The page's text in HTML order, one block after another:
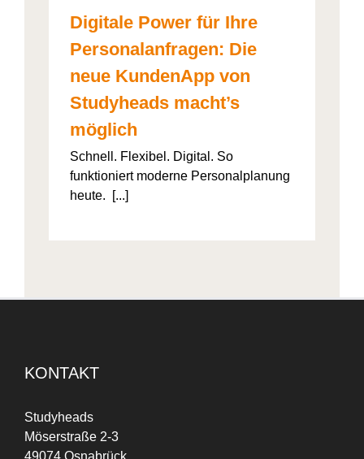
Digitale Power für Ihre
Personalanfragen: Die
neue KundenApp von
Studyheads macht’s
möglich
Schnell. Flexibel. Digital. So
funktioniert moderne Personalplanung
heute. [...]
KONTAKT
Studyheads
Möserstraße 2-3
49074 Osnabrück